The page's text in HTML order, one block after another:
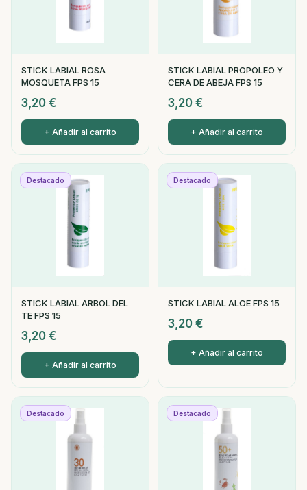
STICK LABIAL ROSA
MOSQUETA FPS 15
3,20 €
+ Añadir al carrito
STICK LABIAL PROPOLEO Y
CERA DE ABEJA FPS 15
3,20 €
+ Añadir al carrito
Destacado
STICK LABIAL ARBOL DEL
TE FPS 15
3,20 €
+ Añadir al carrito
Destacado
STICK LABIAL ALOE FPS 15
3,20 €
+ Añadir al carrito
Destacado Destacado